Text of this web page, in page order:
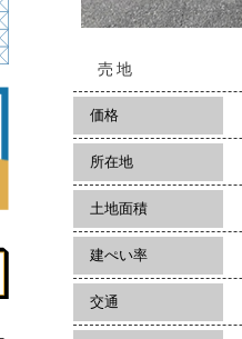
売地
価格
所在地
土地面積
建ぺい率
交通